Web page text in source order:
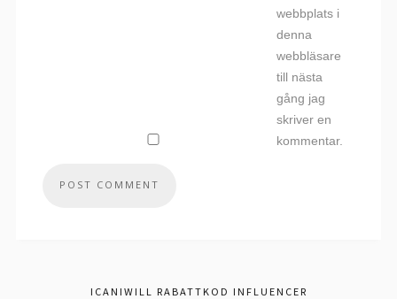
webbplats i
denna
webbläsare
till nästa
gång jag
skriver en
kommentar.
ICANIWILL RABATTKOD INFLUENCER